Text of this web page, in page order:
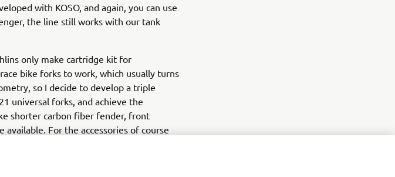
with KOSO, and again, you can use
the line still works with our tank
only make cartridge kit for
bike forks to work, which usually turns
so I decide to develop a triple
universal forks, and achieve the
shorter carbon fiber fender, front
For the accessories of course